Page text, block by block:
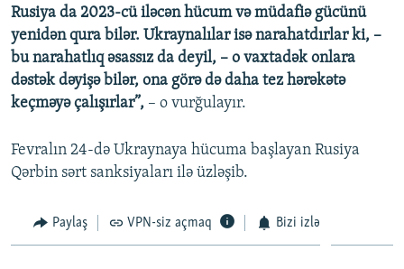
Rusiya da 2023-cü iləcən hücum və müdafiə gücünü
yenidən qura bilər. Ukraynalılar isə narahatdırlar ki, –
bu narahatlıq əsassız da deyil, – o vaxtadək onlara
dəstək dəyişə bilər, ona görə də daha tez hərəkətə
keçməyə çalışırlar”, – o vurğulayır.
Fevralın 24-də Ukraynaya hücuma başlayan Rusiya
Qərbin sərt sanksiyaları ilə üzləşib.
Paylaş VPN-siz açmaq Bizi izlə